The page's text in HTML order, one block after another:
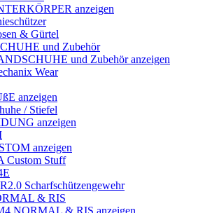
anzeigen
& Gürtel
und Zubehör
und Zubehör anzeigen
Wear
anzeigen
/ Stiefel
anzeigen
anzeigen
Custom Stuff
Scharfschützengewehr
& RIS
NORMAL & RIS anzeigen